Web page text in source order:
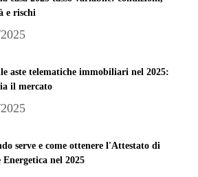
e rischi
aste telematiche immobiliari nel 2025:
il mercato
serve e come ottenere l'Attestato di
Energetica nel 2025